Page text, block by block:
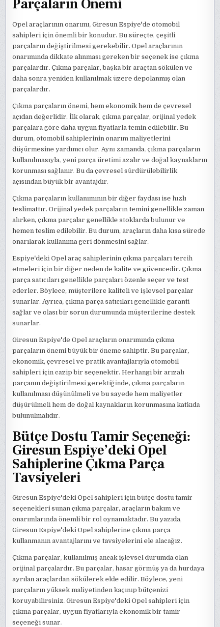
Parçaların Önemi
Opel araçlarının onarımı, Giresun Espiye'de otomobil
sahipleri için önemli bir konudur. Bu süreçte, çeşitli
parçaların değiştirilmesi gerekebilir. Opel araçlarının
onarımında dikkate alınması gereken bir seçenek ise çıkma
parçalardır. Çıkma parçalar, başka bir araçtan sökülen ve
daha sonra yeniden kullanılmak üzere depolanmış olan
parçalardır.
Çıkma parçaların önemi, hem ekonomik hem de çevresel
açıdan değerlidir. İlk olarak, çıkma parçalar, orijinal yedek
parçalara göre daha uygun fiyatlarla temin edilebilir. Bu
durum, otomobil sahiplerinin onarım maliyetlerini
düşürmesine yardımcı olur. Aynı zamanda, çıkma parçaların
kullanılmasıyla, yeni parça üretimi azalır ve doğal kaynakların
korunması sağlanır. Bu da çevresel sürdürülebilirlik
açısından büyük bir avantajdır.
Çıkma parçaların kullanımının bir diğer faydası ise hızlı
teslimattır. Orijinal yedek parçaların temini genellikle zaman
alırken, çıkma parçalar genellikle stoklarda bulunur ve
hemen teslim edilebilir. Bu durum, araçların daha kısa sürede
onarılarak kullanıma geri dönmesini sağlar.
Espiye'deki Opel araç sahiplerinin çıkma parçaları tercih
etmeleri için bir diğer neden de kalite ve güvencedir. Çıkma
parça satıcıları genellikle parçaları özenle seçer ve test
ederler. Böylece, müşterilere kaliteli ve işlevsel parçalar
sunarlar. Ayrıca, çıkma parça satıcıları genellikle garanti
sağlar ve olası bir sorun durumunda müşterilerine destek
sunarlar.
Giresun Espiye'de Opel araçların onarımında çıkma
parçaların önemi büyük bir öneme sahiptir. Bu parçalar,
ekonomik, çevresel ve pratik avantajlarıyla otomobil
sahipleri için cazip bir seçenektir. Herhangi bir arızalı
parçanın değiştirilmesi gerektiğinde, çıkma parçaların
kullanılması düşünülmeli ve bu sayede hem maliyetler
düşürülmeli hem de doğal kaynakların korunmasına katkıda
bulunulmalıdır.
Bütçe Dostu Tamir Seçeneği:
Giresun Espiye’deki Opel
Sahiplerine Çıkma Parça
Tavsiyeleri
Giresun Espiye'deki Opel sahipleri için bütçe dostu tamir
seçenekleri sunan çıkma parçalar, araçların bakım ve
onarımlarında önemli bir rol oynamaktadır. Bu yazıda,
Giresun Espiye'deki Opel sahiplerine çıkma parça
kullanmanın avantajlarını ve tavsiyelerini ele alacağız.
Çıkma parçalar, kullanılmış ancak işlevsel durumda olan
orijinal parçalardır. Bu parçalar, hasar görmüş ya da hurdaya
ayrılan araçlardan sökülerek elde edilir. Böylece, yeni
parçaların yüksek maliyetinden kaçınıp bütçenizi
koruyabilirsiniz. Giresun Espiye'deki Opel sahipleri için
çıkma parçalar, uygun fiyatlarıyla ekonomik bir tamir
seçeneği sunar.